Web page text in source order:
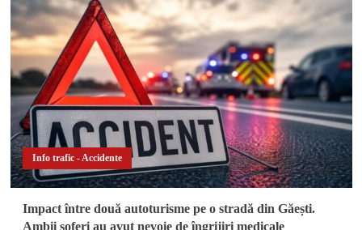
lanț
pe
DN
72
A,
la
Dragomirești.
O
autoutilitară
a
lovit
două
iar
Info trafic - Accidente
Impact între două autoturisme pe o stradă din Găești.
Ambii șoferi au avut nevoie de îngrijiri medicale